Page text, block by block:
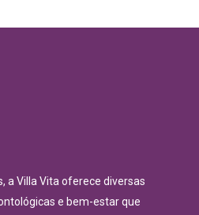
a Villa Vita oferece diversas
e bem-estar que